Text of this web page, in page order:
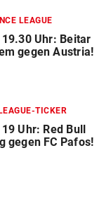
LEAGUE
19.30 Uhr: Beitar
gegen Austria!
TICKER
Uhr: Red Bull
gegen FC Pafos!